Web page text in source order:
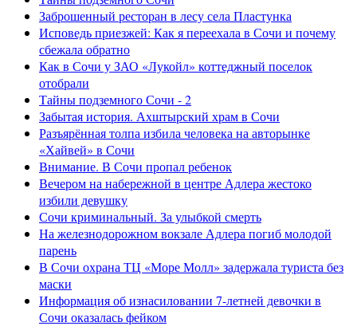
Заброшенный ресторан в лесу села Пластунка
Исповедь приезжей: Как я переехала в Сочи и почему
сбежала обратно
Как в Сочи у ЗАО «Лукойл» коттеджный поселок
отобрали
Тайны подземного Сочи - 2
Забытая история. Ахштырский храм в Сочи
Разъярённая толпа избила человека на авторынке
«Хайвей» в Сочи
Внимание. В Сочи пропал ребенок
Вечером на набережной в центре Адлера жестоко
избили девушку
Сочи криминальный. За улыбкой смерть
На железнодорожном вокзале Адлера погиб молодой
парень
В Сочи охрана ТЦ «Море Молл» задержала туриста без
маски
Информация об изнасиловании 7-летней девочки в
Сочи оказалась фейком